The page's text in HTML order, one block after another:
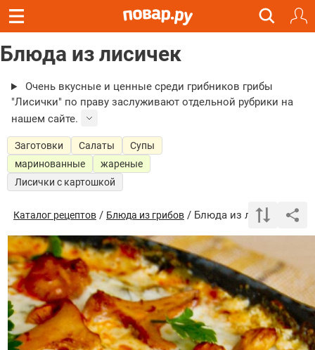
Блюда из лисичек
Очень вкусные и ценные среди грибников грибы
"Лисички" по праву заслуживают отдельной рубрики на
нашем сайте.
Заготовки Салаты
Супы
маринованные
жареные
Лисички с картошкой
Каталог рецептов / Блюда из грибов / Блюда из лисичек